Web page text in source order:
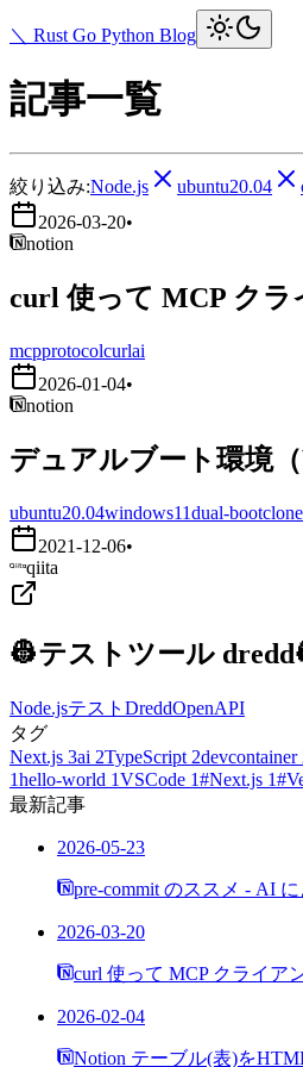
＼ Rust Go Python Blog
記事一覧
絞り込み:Node.js ubuntu20.04
2026-03-20•
notion
curl 使って MCP ク
mcpprotocolcurlai
2026-01-04•
notion
デュアルブート環境
ubuntu20.04windows11dual-boot
2021-12-06•
qiita
👷テストツール
Node.jsテスト DreddOpenAPI
タグ
Next.js 3ai 2TypeScript 2devcontainer
1hello-world 1VSCode 1#Next.js 1
最新記事
2026-05-23
pre-commit のススメ - AI
2026-03-20
curl 使って MCP クライア
2026-02-04
Notion テーブル(表)を